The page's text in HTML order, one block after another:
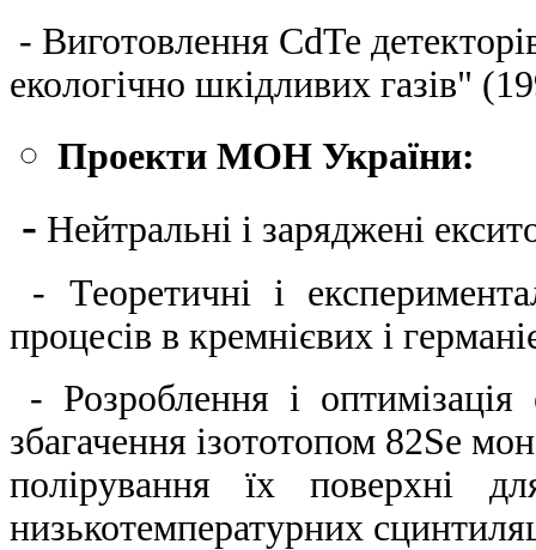
- Виготовлення CdTe
екологічно шкідливих газів"
Проекти МОН України:
- Нейтральні і заряджені
- Теоретичні і
процесів в кремнієвих і
- Розроблення і
збагачення ізототопом 82Se
полірування їх поверхні
низькотемпературних